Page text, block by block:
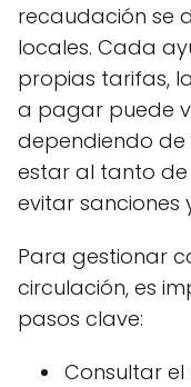
recaudación se
locales. Cada
propias tarifas,
a pagar puede
dependiendo
estar al tanto
evitar sanciones
Para gestionar
circulación, es
pasos clave:
Consultar el